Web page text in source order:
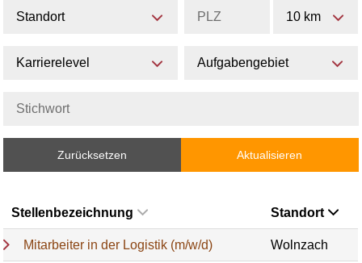
Standort 10 km
Karrierelevel Aufgabengebiet
Zurücksetzen Aktualisieren
Stellenbezeichnung Standort
Mitarbeiter in der Logistik (m/w/d) Wolnzach